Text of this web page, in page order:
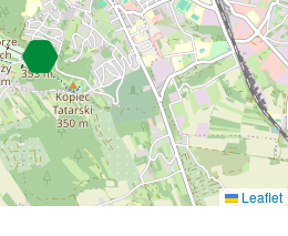
Leaflet